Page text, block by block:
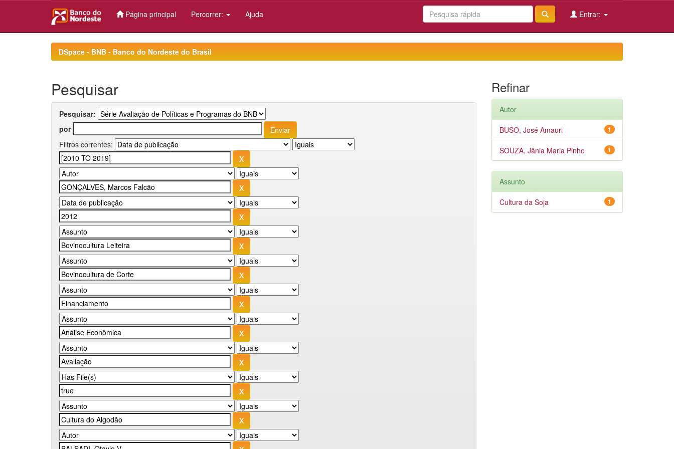
Página principal Percorrer: Ajuda Entrar:
DSpace - BNB - Banco do Nordeste do Brasil
Pesquisar
Pesquisar:
por
Filtros correntes:
Refinar
Autor
1
BUSO, José Amauri
1
SOUZA, Jânia Maria Pinho
Assunto
1
Cultura da Soja